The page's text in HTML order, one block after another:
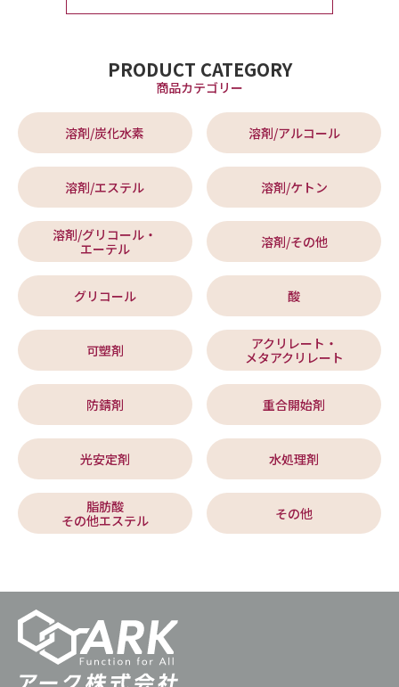
PRODUCT CATEGORY
商品カテゴリー
溶剤/炭化水素 溶剤/アルコール
溶剤/エステル 溶剤/ケトン
溶剤/グリコール・
エーテル
溶剤/その他
グリコール 酸
可塑剤
アクリレート・
メタアクリレート
防錆剤 重合開始剤
光安定剤 水処理剤
脂肪酸
その他エステル
その他